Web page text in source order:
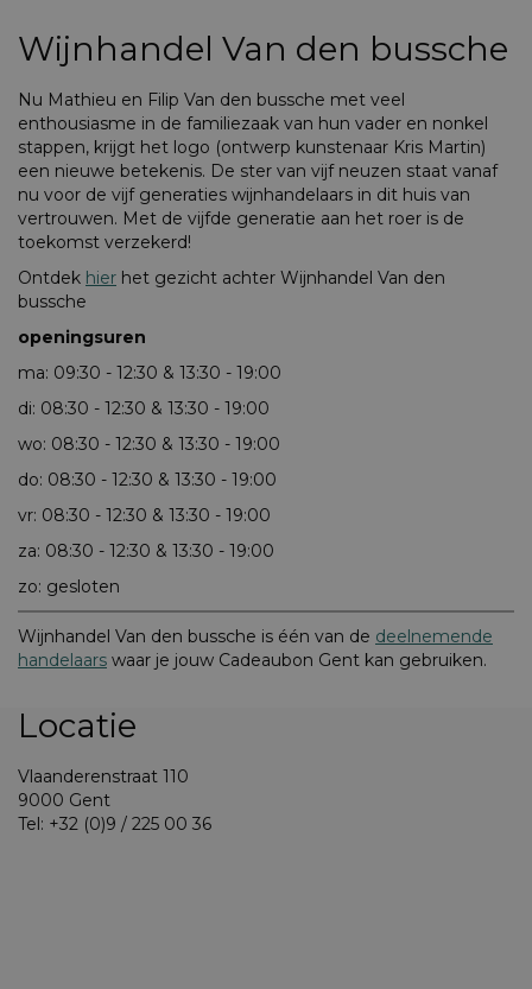
Wijnhandel Van den bussche
Nu Mathieu en Filip Van den bussche met veel
enthousiasme in de familiezaak van hun vader en nonkel
stappen, krijgt het logo (ontwerp kunstenaar Kris Martin)
een nieuwe betekenis. De ster van vijf neuzen staat vanaf
nu voor de vijf generaties wijnhandelaars in dit huis van
vertrouwen. Met de vijfde generatie aan het roer is de
toekomst verzekerd!
Ontdek hier het gezicht achter Wijnhandel Van den
bussche
openingsuren
ma: 09:30 - 12:30 & 13:30 - 19:00
di: 08:30 - 12:30 & 13:30 - 19:00
wo: 08:30 - 12:30 & 13:30 - 19:00
do: 08:30 - 12:30 & 13:30 - 19:00
vr: 08:30 - 12:30 & 13:30 - 19:00
za: 08:30 - 12:30 & 13:30 - 19:00
zo: gesloten
Wijnhandel Van den bussche is één van de deelnemende
handelaars waar je jouw Cadeaubon Gent kan gebruiken.
Locatie
Vlaanderenstraat 110
9000 Gent
Tel: +32 (0)9 / 225 00 36